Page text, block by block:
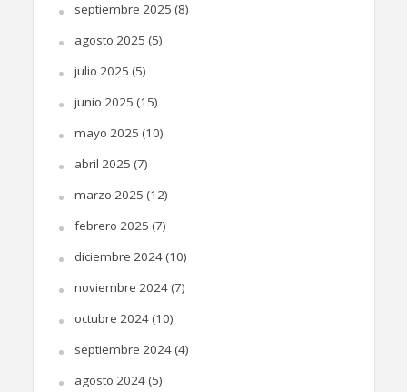
septiembre 2025 (8)
agosto 2025 (5)
julio 2025 (5)
junio 2025 (15)
mayo 2025 (10)
abril 2025 (7)
marzo 2025 (12)
febrero 2025 (7)
diciembre 2024(10)
noviembre 2024(7)
octubre 2024(10)
septiembre 2024(4)
agosto 2024(5)